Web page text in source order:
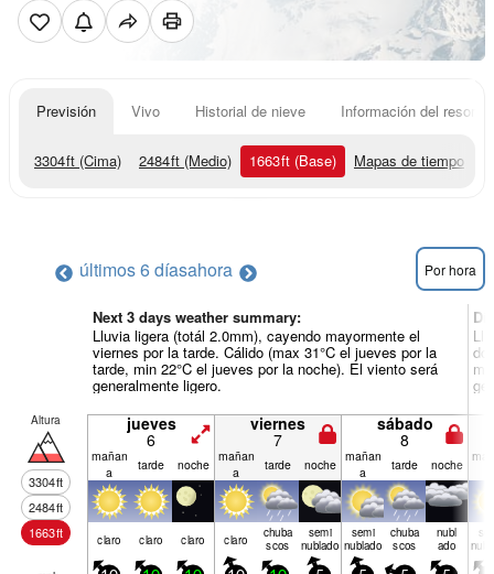
Previsión Vivo Historial de nieve Información del resort
3304ft (Cima) 2484ft (Medio) 1663ft (Base) Mapas de tiempo
últimos 6 díasahora Por hora
Next 3 days weather summary:
Lluvia ligera (totál 2.0mm), cayendo mayormente el
viernes por la tarde. Cálido (max 31°C el jueves por la
tarde, min 22°C el jueves por la noche). El viento será
generalmente ligero.
Altura
3304ft
2484ft
1663ft
jueves
6
viernes
7
sábado
8
mañan
a
tarde noche mañan
a
tarde noche mañan
a
tarde noche
claro claro claro claro chuba
scos
semi
nublado
semi
nublado
chuba
scos
nubl
ado